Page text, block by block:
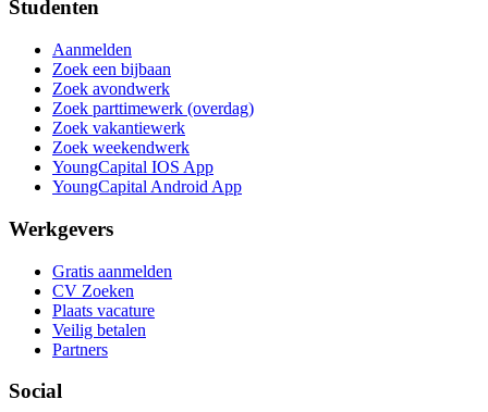
Studenten
Aanmelden
Zoek een bijbaan
Zoek avondwerk
Zoek parttimewerk (overdag)
Zoek vakantiewerk
Zoek weekendwerk
YoungCapital IOS App
YoungCapital Android App
Werkgevers
Gratis aanmelden
CV Zoeken
Plaats vacature
Veilig betalen
Partners
Social